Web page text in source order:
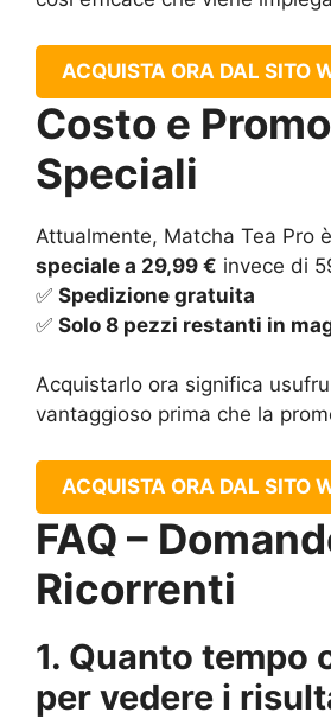
ACQUISTA ORA DAL SITO
Costo e
Speciali
Attualmente, Matcha Tea Pro
speciale a 29,99 € invece di
✅ Spedizione gratuita
✅ Solo 8 pezzi restanti in
Acquistarlo ora significa
vantaggioso prima che la
ACQUISTA ORA DAL SITO
FAQ –
Ricorrenti
1. Quanto tempo
per vedere i